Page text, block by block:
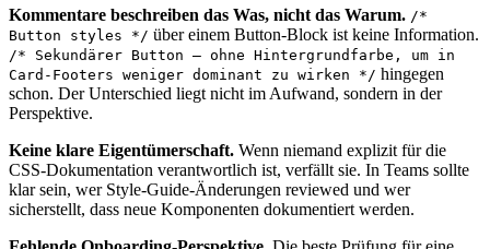
Kommentare beschreiben das Was, nicht das Warum. /*
Button styles */ über einem Button-Block ist keine Information.
/* Sekundärer Button – ohne Hintergrundfarbe, um in
Card-Footers weniger dominant zu wirken */ hingegen
schon. Der Unterschied liegt nicht im Aufwand, sondern in der
Perspektive.
Keine klare Eigentümerschaft. Wenn niemand explizit für die
CSS-Dokumentation verantwortlich ist, verfällt sie. In Teams sollte
klar sein, wer Style-Guide-Änderungen reviewed und wer
sicherstellt, dass neue Komponenten dokumentiert werden.